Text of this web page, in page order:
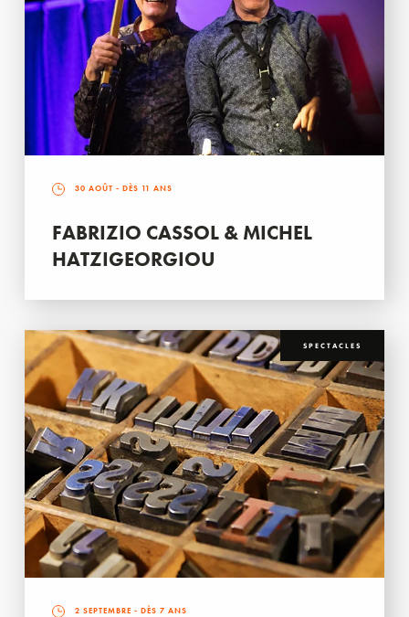
30 AOÛT - DÈS 11 ANS
FABRIZIO CASSOL & MICHEL
HATZIGEORGIOU
SPECTACLES
2 SEPTEMBRE - DÈS 7 ANS